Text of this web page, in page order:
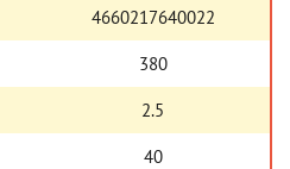
4660217640022
380
2.5
40